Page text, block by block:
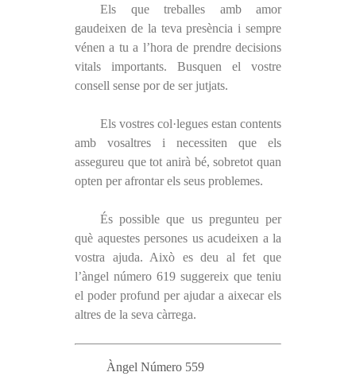
Els que treballes amb amor
gaudeixen de la teva presència i sempre
vénen a tu a l’hora de prendre decisions
vitals importants. Busquen el vostre
consell sense por de ser jutjats.
Els vostres col·legues estan contents
amb vosaltres i necessiten que els
assegureu que tot anirà bé, sobretot quan
opten per afrontar els seus problemes.
És possible que us pregunteu per
què aquestes persones us acudeixen a la
vostra ajuda. Això es deu al fet que
l’àngel número 619 suggereix que teniu
el poder profund per ajudar a aixecar els
altres de la seva càrrega.
Àngel Número 559